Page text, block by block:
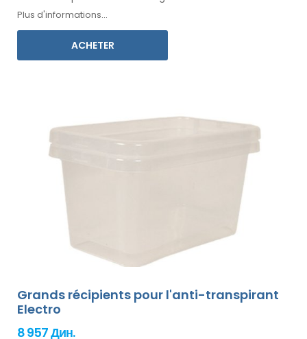
vêtements, cet adaptateur, associé à Electro
Antiperspirant Forte ou Electro Antiperspirant ELITE, est
fait pour vous.
Plus d'informations...
ACHETER
Grands récipients pour l'anti-transpirant
Electro
8 957 Дин.